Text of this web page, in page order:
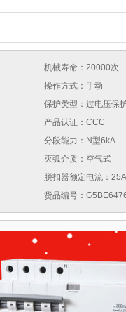
机械寿命：20000次
操作方式：手动
保护类型：过电压保
产品认证：CCC
分段能力：N型6kA
灭弧介质：空气式
脱扣器额定电流：25A
货品编号：